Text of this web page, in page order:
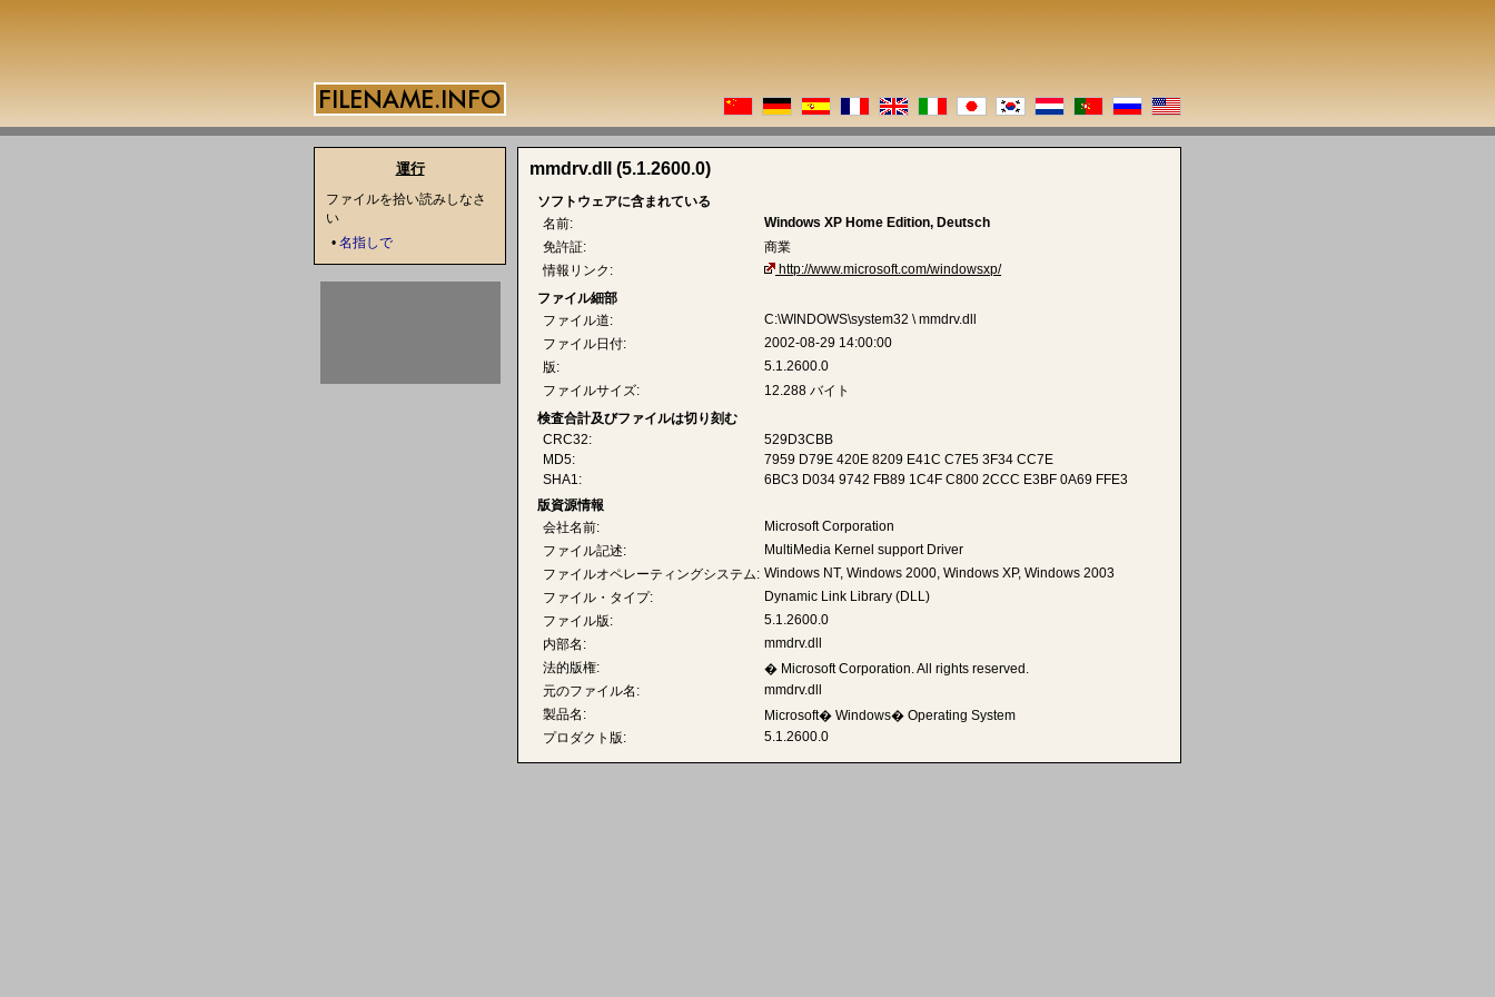
mmdrv.dll (5.1.2600.0)
ソフトウェアに含まれている
名前:
Windows XP Home Edition, Deutsch
免許証:
商業
情報リンク:
http://www.microsoft.com/windowsxp/
ファイル細部
ファイル道:
C:\WINDOWS\system32 \ mmdrv.dll
ファイル日付:
2002-08-29 14:00:00
版:
5.1.2600.0
ファイルサイズ:
12.288 バイト
検査合計及びファイルは切り刻む
CRC32:
529D3CBB
MD5:
7959 D79E 420E 8209 E41C C7E5 3F34 CC7E
SHA1:
6BC3 D034 9742 FB89 1C4F C800 2CCC E3BF 0A69 FFE3
版資源情報
会社名前:
Microsoft Corporation
ファイル記述:
MultiMedia Kernel support Driver
ファイルオペレーティングシステム: Windows NT, Windows 2000, Windows XP, Windows 2003
ファイル・タイプ:
Dynamic Link Library (DLL)
ファイル版:
5.1.2600.0
内部名:
mmdrv.dll
法的版権:
� Microsoft Corporation. All rights reserved.
元のファイル名:
mmdrv.dll
製品名:
Microsoft� Windows� Operating System
プロダクト版:
5.1.2600.0
運行
ファイルを拾い読みしなさ
い
• 名指しで